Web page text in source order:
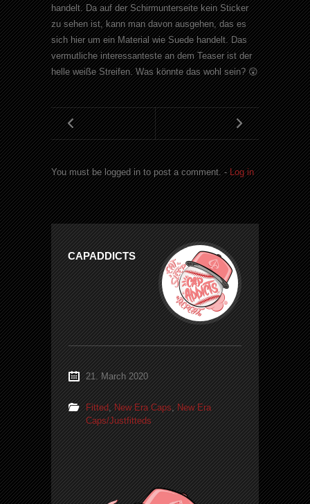
handelt. Da auf der Schirmunterseite kein Sticker
zu sehen ist, kann man davon ausgehen, das es
sich hier um ein Material wie Suede handelt. Das
vermutliche interessanteste an dem Teaser ist der
helle weiße Streifen. Was könnte das wohl sein? 😲
You must be logged in to post a comment. -Log in
CAPADDICTS
21. March 2020
Fitted,New Era Caps,New Era
Caps/Justfitteds